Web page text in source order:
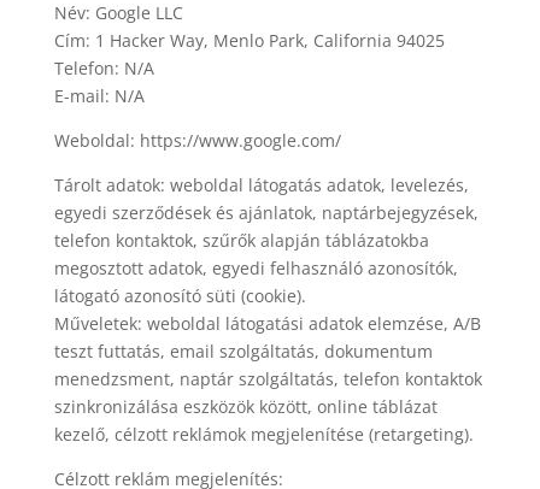
Név: Google LLC
Cím: 1 Hacker Way, Menlo Park, California 94025
Telefon: N/A
E-mail: N/A
Weboldal: https://www.google.com/
Tárolt adatok: weboldal látogatás adatok, levelezés,
egyedi szerződések és ajánlatok, naptárbejegyzések,
telefon kontaktok, szűrők alapján táblázatokba
megosztott adatok, egyedi felhasználó azonosítók,
látogató azonosító süti (cookie).
Műveletek: weboldal látogatási adatok elemzése, A/B
teszt futtatás, email szolgáltatás, dokumentum
menedzsment, naptár szolgáltatás, telefon kontaktok
szinkronizálása eszközök között, online táblázat
kezelő, célzott reklámok megjelenítése (retargeting).
Célzott reklám megjelenítés: